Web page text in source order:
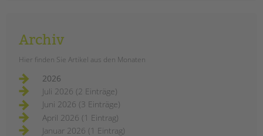
Archiv
Hier finden Sie Artikel aus den Monaten
2026
Juli 2026 (2 Einträge)
Juni 2026 (3 Einträge)
April 2026 (1 Eintrag)
Januar 2026 (1 Eintrag)